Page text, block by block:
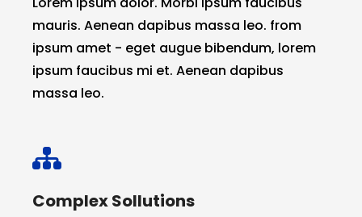
mauris. Aenean dapibus massa leo. from
ipsum amet - eget augue bibendum, lorem
ipsum faucibus mi et. Aenean dapibus
massa leo.
Complex Sollutions